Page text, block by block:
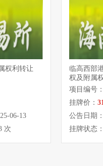
权利转让
06-13
次
临高西部
权及附属
项目编号
挂牌价：
公告日期
挂牌状态